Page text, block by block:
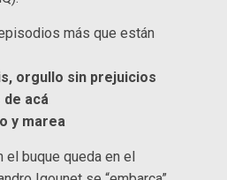
más que están
orgullo sin prejuicios
de acá
y marea
el buque queda en el